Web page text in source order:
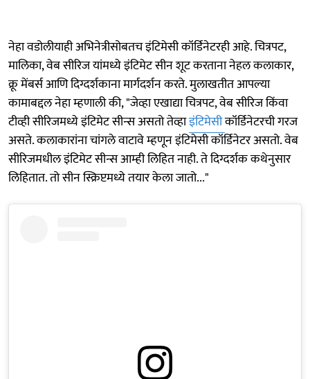
नेहा वडोलीयाही अभिनेत्रीसोबतच इंटिमेसी कॉर्डिनेटरही आहे. चित्रपट,
मालिका, वेब सीरिज यांमध्ये इंटिमेट सीन शूट करताना नेहल कलाकार,
क्रू मेंबर्स आणि दिग्दर्शकाना मार्गदर्शन करते. मुलाखतीत आपल्या
कामाबद्दल नेहा म्हणाली की, "जेव्हा एखाद्या चित्रपट, वेब सीरिज किंवा
टीव्ही सीरिजमध्ये इंटिमेट सीन्स असतो तेव्हाइंटिमेसीकॉर्डिनेटरची गरज
असते. कलाकारांना चांगले वाटावे म्हणून इंटिमेसी कॉर्डिनेटर असतो. वेब
सीरिजमधील इंटिमेट सीन्स आम्ही लिहित नाही. ते दिग्दर्शक कथेनुसार
लिहितात. तो सीन स्क्रिप्टमध्ये तयार केला जातो..."